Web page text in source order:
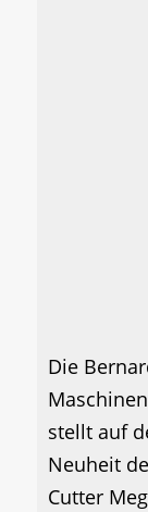
Die
stellt auf
Neuheit
Cutter